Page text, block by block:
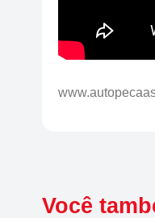
Você